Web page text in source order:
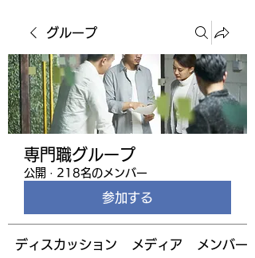
グループ
専門職グループ
公開 · 218名のメンバー
参加する
ディスカッション メディア メンバー